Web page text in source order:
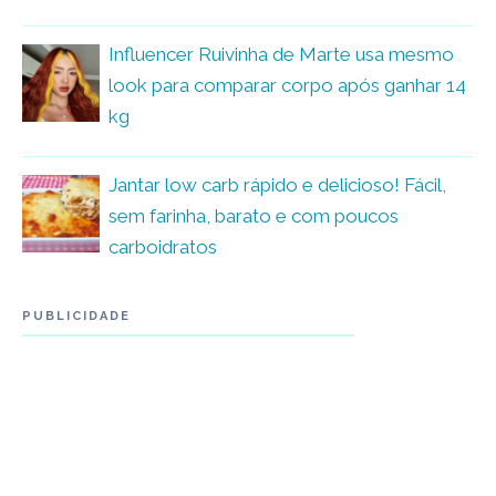
Influencer Ruivinha de Marte usa mesmo
look para comparar corpo após ganhar 14
kg
Jantar low carb rápido e delicioso! Fácil,
sem farinha, barato e com poucos
carboidratos
PUBLICIDADE